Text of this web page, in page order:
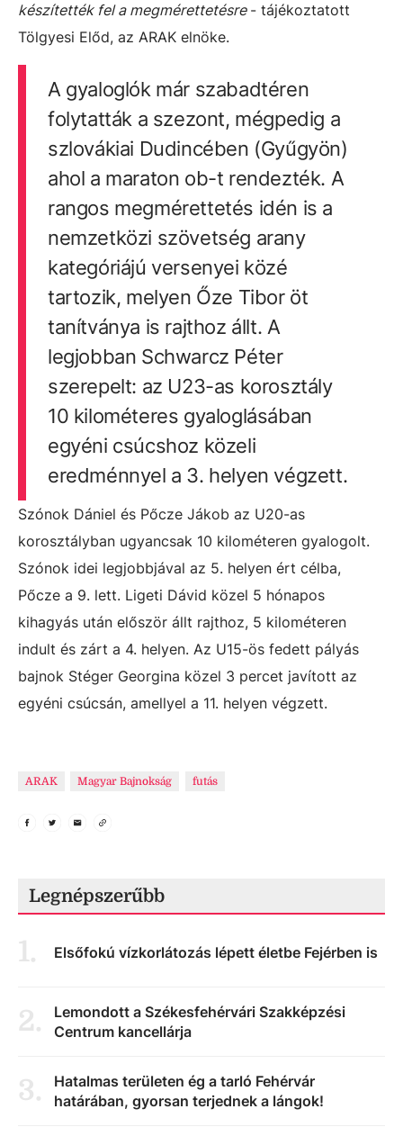
készítették fel a megmérettetésre - tájékoztatott
Tölgyesi Előd, az ARAK elnöke.
A gyaloglók már szabadtéren
folytatták a szezont, mégpedig a
szlovákiai Dudincében (Gyűgyön)
ahol a maraton ob-t rendezték. A
rangos megmérettetés idén is a
nemzetközi szövetség arany
kategóriájú versenyei közé
tartozik, melyen Őze Tibor öt
tanítványa is rajthoz állt. A
legjobban Schwarcz Péter
szerepelt: az U23-as korosztály
10 kilométeres gyaloglásában
egyéni csúcshoz közeli
eredménnyel a 3. helyen végzett.
Szónok Dániel és Pőcze Jákob az U20-as
korosztályban ugyancsak 10 kilométeren gyalogolt.
Szónok idei legjobbjával az 5. helyen ért célba,
Pőcze a 9. lett. Ligeti Dávid közel 5 hónapos
kihagyás után először állt rajthoz, 5 kilométeren
indult és zárt a 4. helyen. Az U15-ös fedett pályás
bajnok Stéger Georgina közel 3 percet javított az
egyéni csúcsán, amellyel a 11. helyen végzett.
ARAK Magyar Bajnokság futás
Legnépszerűbb
1. Elsőfokú vízkorlátozás lépett életbe Fejérben is
2.
Lemondott a Székesfehérvári Szakképzési
Centrum kancellárja
3.
Hatalmas területen ég a tarló Fehérvár
határában, gyorsan terjednek a lángok!